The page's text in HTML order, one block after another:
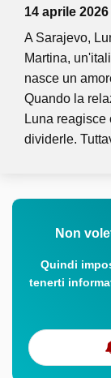
14 aprile 2026
A Sarajevo,
Martina,
nasce un
Quando la
Luna
dividerle.
Non
Quindi
tenerti